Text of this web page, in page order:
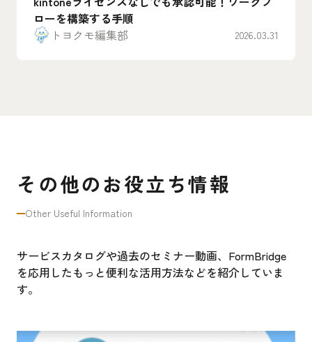
ローを構築する手順
トヨクモ編集部
2026.03.31
その他のお役立ち情報
Other Useful Information
サービスカタログや過去のセミナー動画、FormBridge
を応用したもっと便利な活用方法などを紹介していま
す。